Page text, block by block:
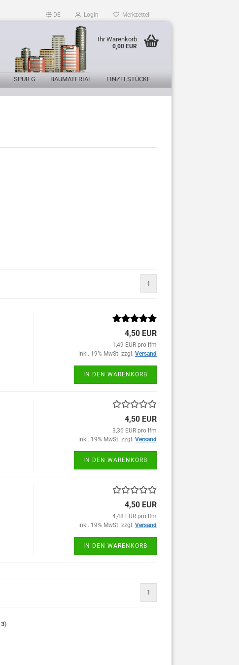
DE Login Merkzettel
Ihr Warenkorb
0,00 EUR
SPUR G BAUMATERIAL EINZELSTÜCKE
1
4,50 EUR
1,49 EUR pro lfm
inkl. 19% MwSt. zzgl. Versand
IN DEN WARENKORB
4,50 EUR
3,36 EUR pro lfm
inkl. 19% MwSt. zzgl. Versand
IN DEN WARENKORB
4,50 EUR
4,48 EUR pro lfm
inkl. 19% MwSt. zzgl. Versand
IN DEN WARENKORB
1
3)